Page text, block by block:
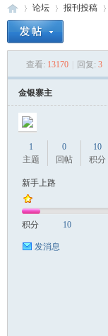
论坛
›
报刊投稿
›
查看: 13170 回复: 3
金银寨主
1
主题
0
回帖
10
积分
新手上路
积分 10
发消息